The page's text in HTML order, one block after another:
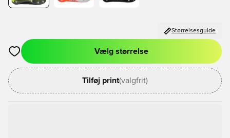
Størrelsesguide
Åbner en Modal til at logge ind eller tilmelde dig som medlem
Vælg størrelse
Tilføj print(valgfrit)